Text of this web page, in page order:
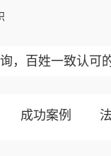
，百姓一致认可
成功案例